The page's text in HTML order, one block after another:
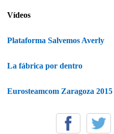
Vídeos
Plataforma Salvemos Averly
La fábrica por dentro
Eurosteamcom Zaragoza 2015